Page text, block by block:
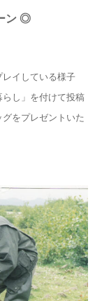
ン ◎
イしている様子
し」を付けて投稿
をプレゼントいた